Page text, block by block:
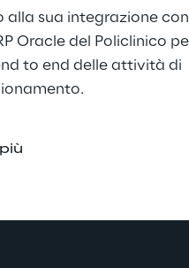
alla sua integrazione con
Oracle del Policlinico
to end delle attività di